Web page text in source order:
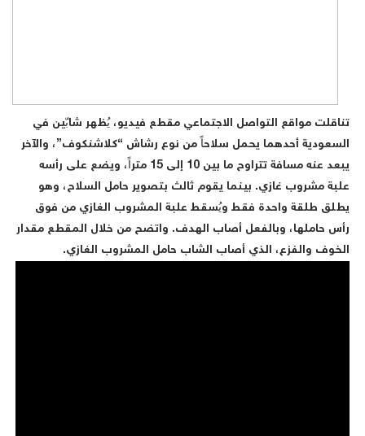
تناقلت مواقع التواصل الاجتماعي مقطع فيديو، يُظهر شابّين في
السعودية أحدهما يحمل سلاحاً من نوع رشاش “كلاشنكوف”، والآخر
يبعد عنه مسافة تتراوح ما بين 10 إلى 15 متراً، ويضع على رأسه
علبة مشروب غازي. بينما يقوم ثالث بتصوير حامل السلاح، وهو
يطلق طلقة واحدة فقط ويُسقط علبة المشروب الغازي من فوق
رأس حاملها، وبالفعل أصاب الهدف. واتضح من خلال المقطع مقدار
الخوف والفزع، الذي أصاب الشاب حامل المشروب الغازي.